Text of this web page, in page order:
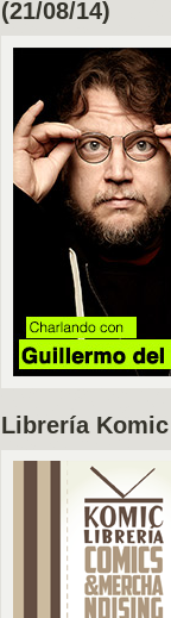
(21/08/14)
Librería Komic